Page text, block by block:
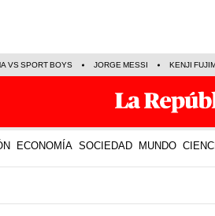
VS SPORT BOYS JORGE MESSI KENJI
ECONOMÍA SOCIEDAD MUNDO